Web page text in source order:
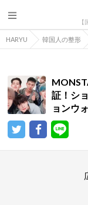
HARYU 韓国人の整形
証！シ
ョンウ